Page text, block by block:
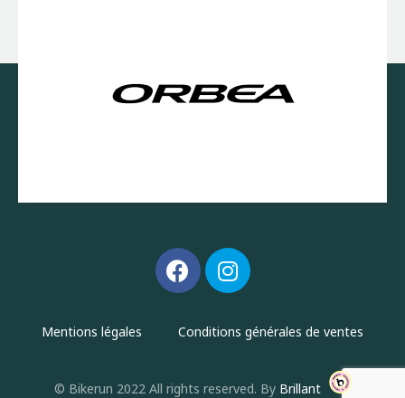
Mentions légales Conditions générales de ventes
© Bikerun 2022 All rights reserved. By Brillant